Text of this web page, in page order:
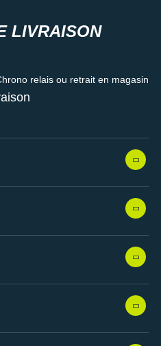
LIVRAISON
relais ou retrait en magasin